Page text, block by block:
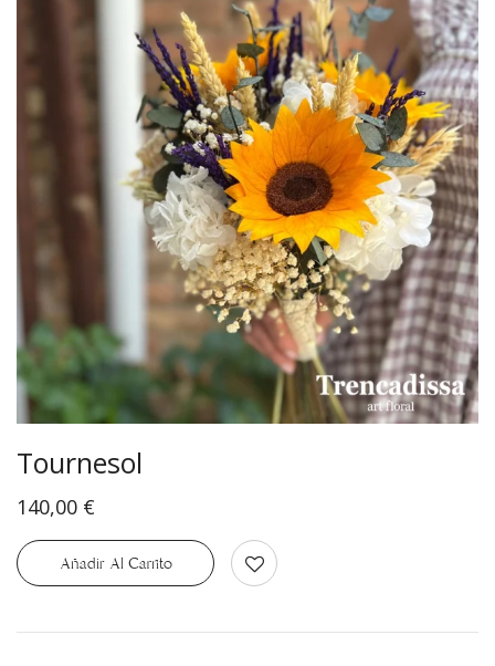
Tournesol
140,00 €
Añadir Al Carrito